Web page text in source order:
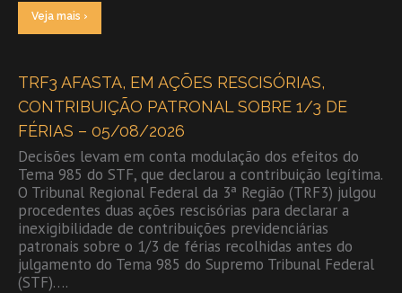
Veja mais ›
TRF3 AFASTA, EM AÇÕES RESCISÓRIAS,
CONTRIBUIÇÃO PATRONAL SOBRE 1/3 DE
FÉRIAS – 05/08/2026
Decisões levam em conta modulação dos efeitos do
Tema 985 do STF, que declarou a contribuição legítima.
O Tribunal Regional Federal da 3ª Região (TRF3) julgou
procedentes duas ações rescisórias para declarar a
inexigibilidade de contribuições previdenciárias
patronais sobre o 1/3 de férias recolhidas antes do
julgamento do Tema 985 do Supremo Tribunal Federal
(STF)….